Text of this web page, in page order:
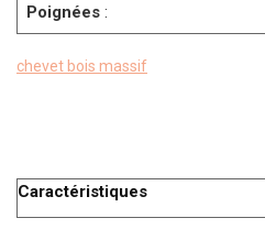
Poignées :
chevet bois massif
Caractéristiques